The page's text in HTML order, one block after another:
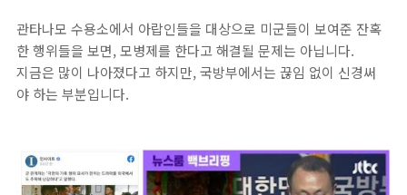
관타나모 수용소에서 아랍인들을 대상으로 미군들이 보여준 잔혹
한 행위들을 보면, 모병제를 한다고 해결될 문제는 아닙니다.
지금은 많이 나아졌다고 하지만, 국방부에서는 끊임 없이 신경써
야 하는 부분입니다.